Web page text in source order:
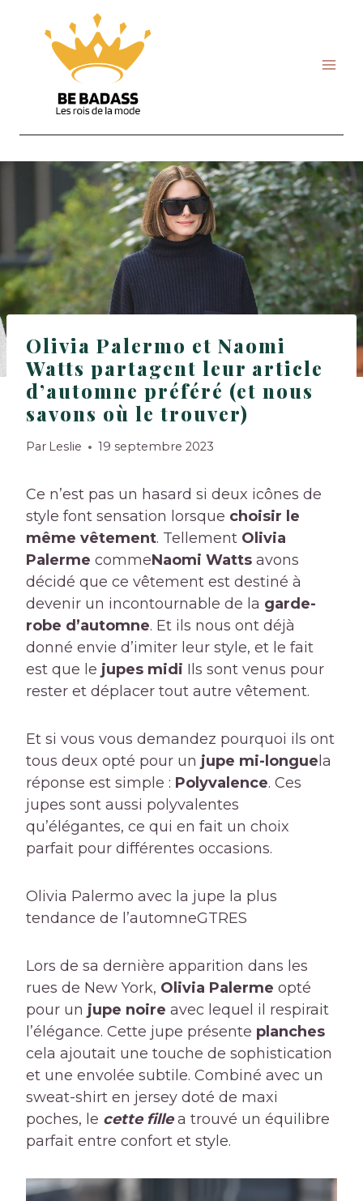
content
Olivia Palermo et Naomi
Watts partagent leur article
d’automne préféré (et nous
savons où le trouver)
Par Leslie 19 septembre 2023
Ce n’est pas un hasard si deux icônes de
style font sensation lorsque choisir le
même vêtement. Tellement Olivia
Palerme commeNaomi Watts avons
décidé que ce vêtement est destiné à
devenir un incontournable de la garde-
robe d’automne. Et ils nous ont déjà
donné envie d’imiter leur style, et le fait
est que le jupes midi Ils sont venus pour
rester et déplacer tout autre vêtement.
Et si vous vous demandez pourquoi ils ont
tous deux opté pour un jupe mi-longue la
réponse est simple : Polyvalence. Ces
jupes sont aussi polyvalentes
qu’élégantes, ce qui en fait un choix
parfait pour différentes occasions.
Olivia Palermo avec la jupe la plus
tendance de l’automneGTRES
Lors de sa dernière apparition dans les
rues de New York, Olivia Palerme opté
pour un jupe noire avec lequel il respirait
l’élégance. Cette jupe présente planches
cela ajoutait une touche de sophistication
et une envolée subtile. Combiné avec un
sweat-shirt en jersey doté de maxi
poches, le cette fillea trouvé un équilibre
parfait entre confort et style.